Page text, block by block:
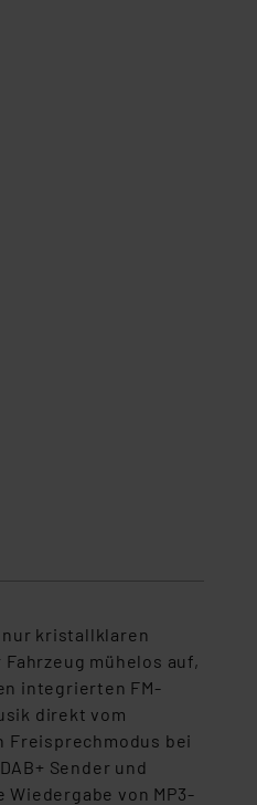
nur kristallklaren
mühelos auf,
integrierten FM-
direkt vom
Freisprechmodus bei
Sender und
von MP3-